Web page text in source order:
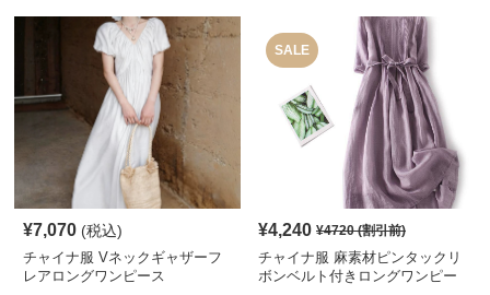
¥7,070 (税込)
チャイナ服 Vネックギャザーフ
レアロングワンピース
SALE
¥4,240 ¥4720(割引前)
チャイナ服 麻素材ピンタックリ
ボンベルト付きロングワンピー